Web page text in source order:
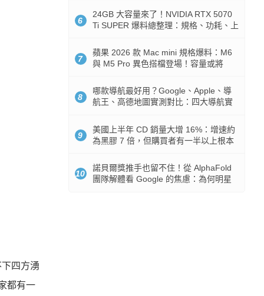
四方湧
都有一
6
24GB 大容量來了！NVIDIA RTX 5070
Ti SUPER 爆料總整理：規格、功耗、上
7
蘋果 2026 款 Mac mini 規格爆料：M6
與 M5 Pro 異色搭檔登場！容量或將
8
哪款導航最好用？Google、Apple、導
航王、高德地圖實測對比：四大導航實
9
美國上半年 CD 銷量大增 16%：增速約
為黑膠 7 倍，但購買者有一半以上根本
10
諾貝爾獎推手也留不住！從 AlphaFold
團隊解體看 Google 的焦慮：為何明星